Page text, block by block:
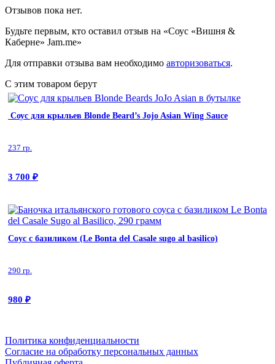
Отзывов пока нет.
Будьте первым, кто оставил отзыв на «Соус «Вишня &
Каберне» Jam.me»
Для отправки отзыва вам необходимо авторизоваться.
С этим товаром берут
Соус для крыльев Blonde Beard’s Jojo Asian Wing Sauce
237 гр.
3 700 ₽
Coуc с базиликом (Le Bonta del Casale sugo al basilico)
290 гр.
980 ₽
Политика конфиденциальности
Cогласие на обработку персональных данных